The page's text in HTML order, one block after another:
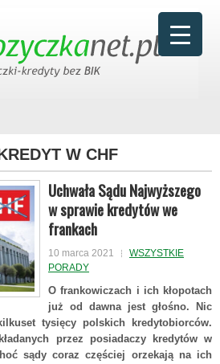
W CHF
Uchwała Sądu Najwyższego
w sprawie kredytów we
frankach
10 marca 2021
WSZYSTKIE
PORADY
O frankowiczach i ich kłopotach
już od dawna jest głośno. Nic
tysięcy polskich kredytobiorców.
przez posiadaczy kredytów w
sądy coraz częściej orzekają na ich